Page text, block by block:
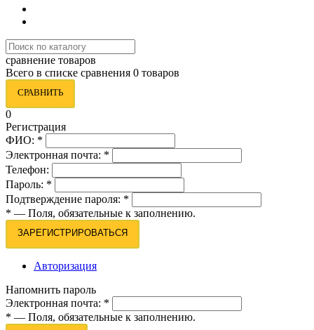
сравнение товаров
Всего в списке сравнения 0 товаров
СРАВНИТЬ
0
Регистрация
ФИО: *
Электронная почта: *
Телефон:
Пароль: *
Подтверждение пароля: *
* — Поля, обязательные к заполнению.
ЗАРЕГИСТРИРОВАТЬСЯ
Авторизация
Напомнить пароль
Электронная почта: *
* — Поля, обязательные к заполнению.